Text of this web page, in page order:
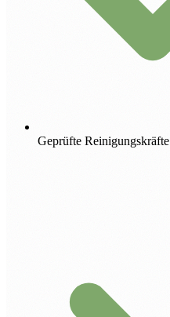
Geprüfte Reinigungskräfte